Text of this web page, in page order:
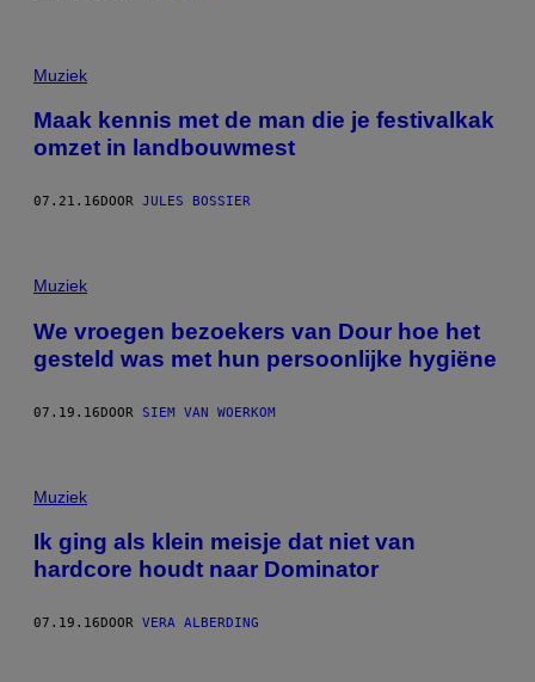
Muziek
Maak kennis met de man die je festivalkak
omzet in landbouwmest
07.21.16 DOOR JULES BOSSIER
Muziek
We vroegen bezoekers van Dour hoe het
gesteld was met hun persoonlijke hygiëne
07.19.16DOOR SIEM VAN WOERKOM
Muziek
Ik ging als klein meisje dat niet van
hardcore houdt naar Dominator
07.19.16 DOOR VERA ALBERDING